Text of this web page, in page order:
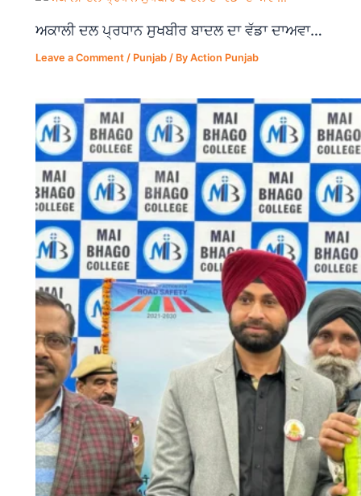
ਅਕਾਲੀ ਦਲ ਪ੍ਰਧਾਨ ਸੁਖਬੀਰ ਬਾਦਲ ਦਾ ਵੱਡਾ ਦਾਅਵਾ…
Leave a Comment / Punjab / ByAction Punjab